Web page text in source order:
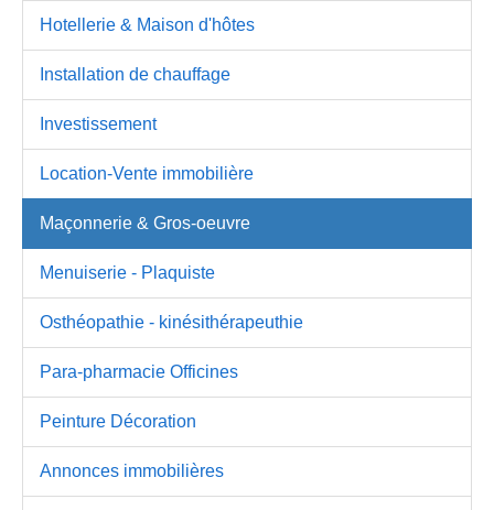
Hotellerie & Maison d'hôtes
Installation de chauffage
Investissement
Location-Vente immobilière
Maçonnerie & Gros-oeuvre
Menuiserie - Plaquiste
Osthéopathie - kinésithérapeuthie
Para-pharmacie Officines
Peinture Décoration
Annonces immobilières